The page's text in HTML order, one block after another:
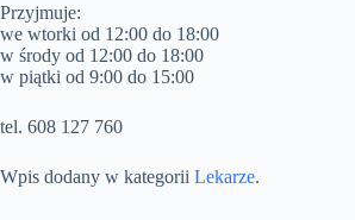
Przyjmuje:
we wtorki od 12:00 do 18:00
w środy od 12:00 do 18:00
w piątki od 9:00 do 15:00
tel. 608 127 760
Wpis dodany w kategorii Lekarze.